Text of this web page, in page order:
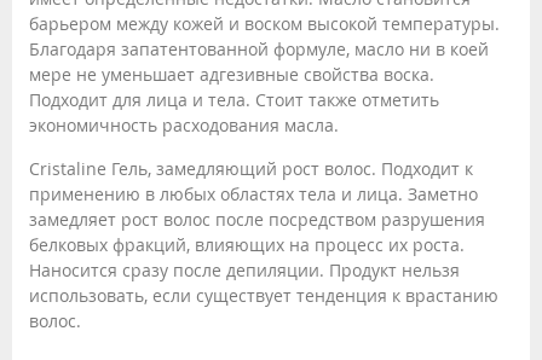
барьером между кожей и воском высокой температуры.
Благодаря запатентованной формуле, масло ни в коей
мере не уменьшает адгезивные свойства воска.
Подходит для лица и тела. Стоит также отметить
экономичность расходования масла.
Cristaline Гель, замедляющий рост волос. Подходит к
применению в любых областях тела и лица. Заметно
замедляет рост волос после посредством разрушения
белковых фракций, влияющих на процесс их роста.
Наносится сразу после депиляции. Продукт нельзя
использовать, если существует тенденция к врастанию
волос.